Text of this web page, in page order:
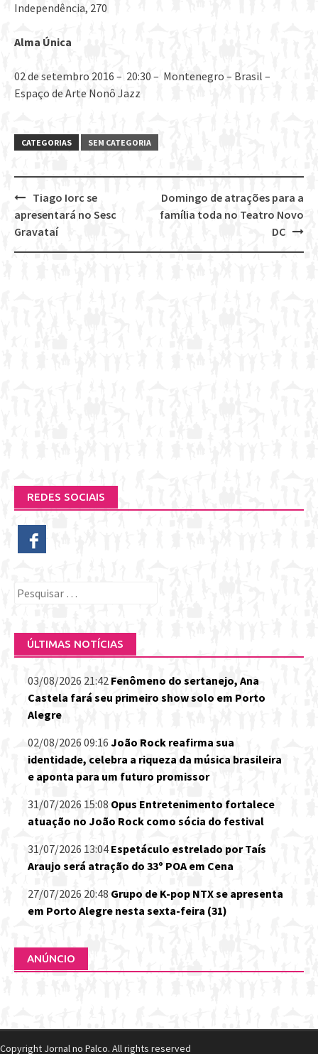
Independência, 270
Alma Única
02 de setembro 2016 – 20:30 – Montenegro – Brasil –
Espaço de Arte Nonô Jazz
CATEGORIAS SEM CATEGORIA
Post
navigation
Domingo de atrações para a
família toda no Teatro Novo
DC
Tiago Iorc se
apresentará no Sesc
Gravataí
REDES SOCIAIS
Pesquisar
ÚLTIMAS NOTÍCIAS
03/08/2026 21:42 Fenômeno do sertanejo, Ana
Castela fará seu primeiro show solo em Porto
Alegre
02/08/2026 09:16 João Rock reafirma sua
identidade, celebra a riqueza da música brasileira
e aponta para um futuro promissor
31/07/2026 15:08 Opus Entretenimento fortalece
atuação no João Rock como sócia do festival
31/07/2026 13:04 Espetáculo estrelado por Taís
Araujo será atração do 33º POA em Cena
27/07/2026 20:48 Grupo de K-pop NTX se apresenta
em Porto Alegre nesta sexta-feira (31)
ANÚNCIO
Copyright Jornal no Palco. All rights reserved